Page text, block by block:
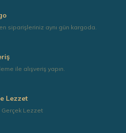
siparişleriniz aynı gün kargoda.
ile alışveriş yapın.
Lezzet
Gerçek Lezzet